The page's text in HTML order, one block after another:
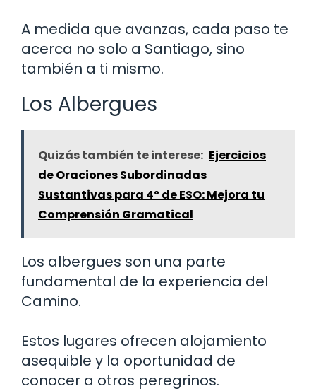
A medida que avanzas, cada paso te
acerca no solo a Santiago, sino
también a ti mismo.
Los Albergues
Quizás también te interese: Ejercicios
de Oraciones Subordinadas
Sustantivas para 4º de ESO: Mejora tu
Comprensión Gramatical
Los albergues son una parte
fundamental de la experiencia del
Camino.
Estos lugares ofrecen alojamiento
asequible y la oportunidad de
conocer a otros peregrinos.